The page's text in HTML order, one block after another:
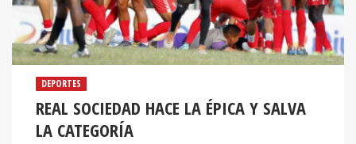
DEPORTES
REAL SOCIEDAD HACE LA ÉPICA Y SALVA
LA CATEGORÍA